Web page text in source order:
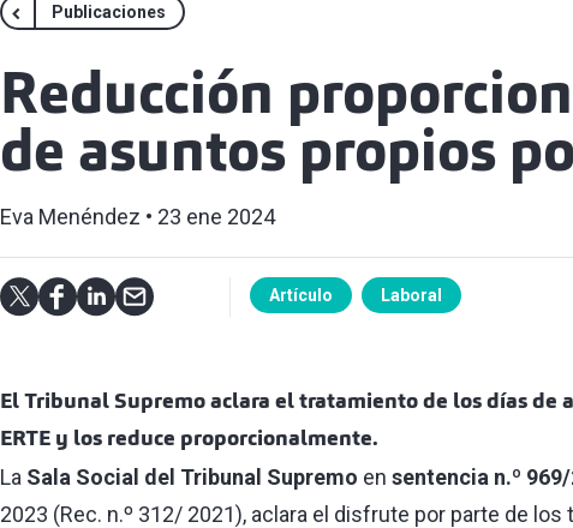
Publicaciones
Reducción
de asuntos propios
Eva Menéndez 23 ene 2024
Artículo Laboral
El Tribunal Supremo aclara el tratamiento de los días de
ERTE y los reduce proporcionalmente.
La Sala Social del Tribunal Supremo en sentencia n.º
2023 (Rec. n.º 312/ 2021), aclara el disfrute por parte de